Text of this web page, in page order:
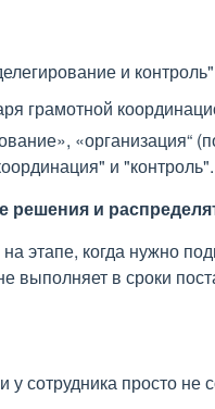
и
грамотной
«организация“
и "контроль".
решения и
этапе, когда нужно
выполняет в сроки
у сотрудника просто не